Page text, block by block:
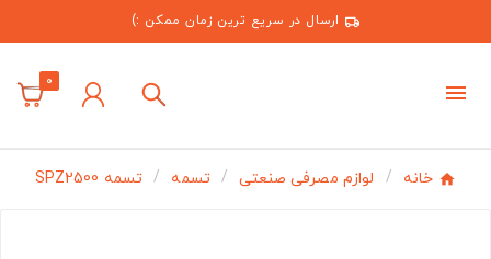
ارسال در سریع ترین زمان ممکن :)
0
خانه لوازم مصرفی صنعتی تسمه تسمه SPZ2500